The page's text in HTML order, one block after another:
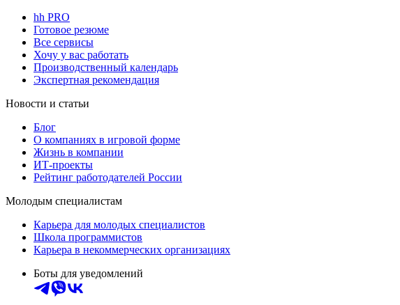
hh PRO
Готовое резюме
Все сервисы
Хочу у вас работать
Производственный календарь
Экспертная рекомендация
Новости и статьи
Блог
О компаниях в игровой форме
Жизнь в компании
ИТ-проекты
Рейтинг работодателей России
Молодым специалистам
Карьера для молодых специалистов
Школа программистов
Карьера в некоммерческих организациях
Боты для уведомлений